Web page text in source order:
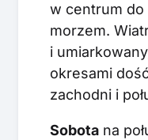
w centrum do
morzem.
i
okresami
zachodni i
Sobota na